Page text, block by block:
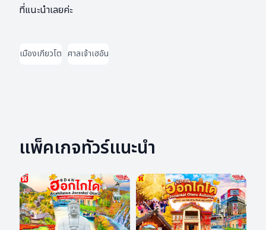
ที่แนะนำเลยค่ะ
เมืองเกียวโต ศาลเจ้าเฮอัน
แพ็คเกจทัวร์แนะนำ